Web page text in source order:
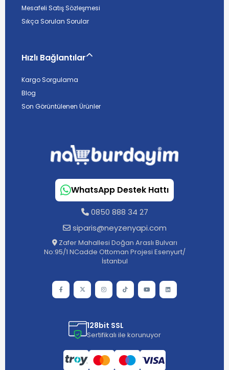
Mesafeli Satış Sözleşmesi
Sıkça Sorulan Sorular
Hızlı Bağlantılar
Kargo Sorgulama
Blog
Son Görüntülenen Ürünler
WhatsApp Destek Hattı
0850 888 34 27
siparis@neyzenyapi.com
Zafer Mahallesi Doğan Araslı Bulvarı
No:95/1 NCadde Ottoman Projesi Esenyurt/
İstanbul
128bit SSL
Sertifikalı ile korunuyor